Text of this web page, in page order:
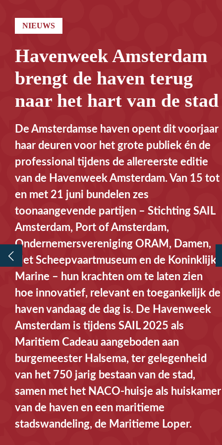
NIEUWS
Havenweek Amsterdam
brengt de haven terug
naar het hart van de stad
De Amsterdamse haven opent dit voorjaar
haar deuren voor het grote publiek én de
professional tijdens de allereerste editie
van de Havenweek Amsterdam. Van 15 tot
en met 21 juni bundelen zes
toonaangevende partijen – Stichting SAIL
Amsterdam, Port of Amsterdam,
Ondernemersvereniging ORAM, Damen,
Het Scheepvaartmuseum en de Koninklijke
Marine – hun krachten om te laten zien
hoe innovatief, relevant en toegankelijk de
haven vandaag de dag is. De Havenweek
Amsterdam is tijdens SAIL 2025 als
Maritiem Cadeau aangeboden aan
burgemeester Halsema, ter gelegenheid
van het 750 jarig bestaan van de stad,
samen met het NACO-huisje als huiskamer
van de haven en een maritieme
stadswandeling, de Maritieme Loper.